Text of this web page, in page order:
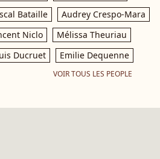
Bataille
Audrey Crespo-Mara
Niclo
Mélissa Theuriau
Ducruet
Emilie Dequenne
VOIR TOUS LES PEOPLE